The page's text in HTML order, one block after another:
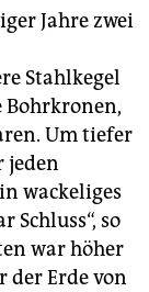
Jahre zwei
Stahlkegel
Bohrkronen,
Um tiefer
jeden
wackeliges
Schluss“, so
war höher
der Erde von